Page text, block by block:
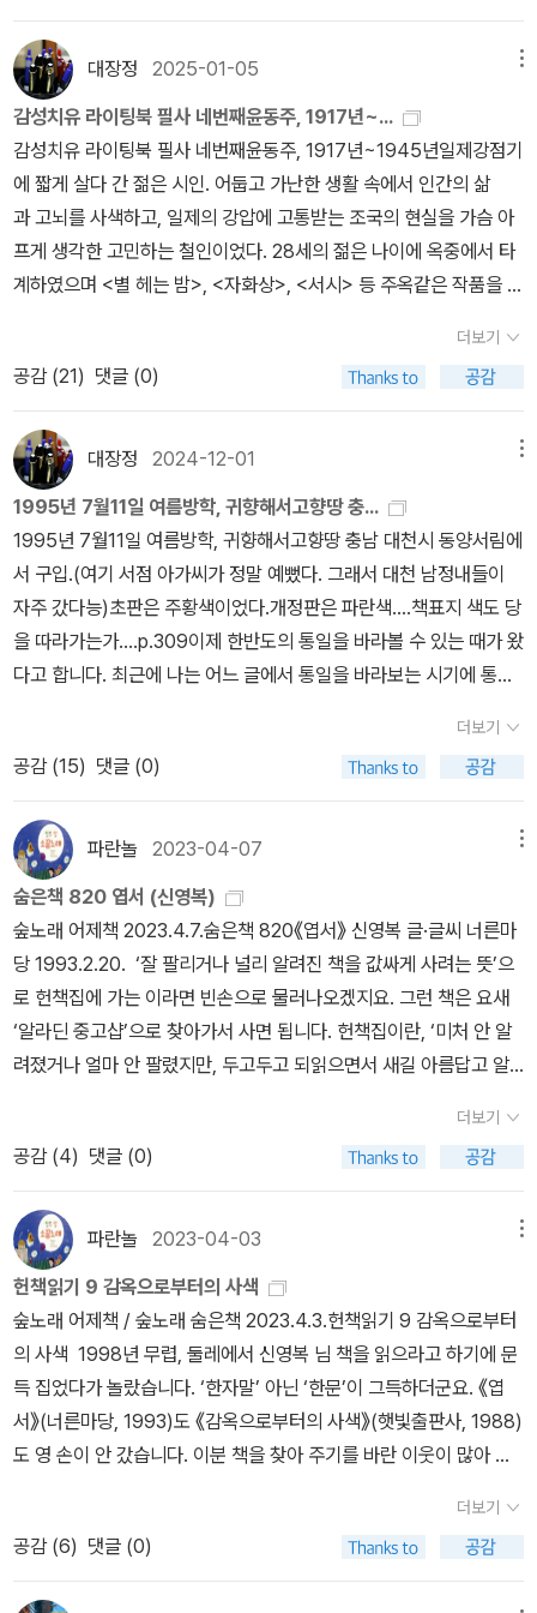
체제 비판적 시각을 무비판적으로 수용하게 한다는 점도 경계할 만하
다.
논리ㅇ (내용) 베트남 전쟁, 중국의 문화대혁명 등 국제 정세의 이면
을 파헤치며 냉전적 사고를 비판함.ㅇ (의의) 1970년대 지식인들에
게 ‘의식의 혁명‘을 일으킨 책으로, 반공 이데올로기의 허상을 폭로함.
나. 우상과 이성ㅇ (내용) 우리 사회를 지배하는 허위의 우상(국가 권
력, 맹목적 믿음)을 이성으로 타파할 것을 주장함.ㅇ (의의) 사실에 입
각한 진실 추구야말로 지식인의 제1덕목임을 역설함.다. 8억인과의
대화ㅇ (내용) 당시 적성국가였던 중국(중공)의 현실과 사회 구조를
르포르타주 형식으로 소개함.ㅇ (의의) 단절되었던 중국에 대한 객관
날개로 난다ㅇ (내용) 보수와 진보, 좌와 우의 균형 잡힌 시각을 강조
하며 한국 사회의 편향성을 지적한 에세이집.ㅇ (의의) 극단적 대립을
넘어선 공존과 균형 감각이 건전한 사회 발전의 필수 조건임을 설파
함.마. 대화 (한 지식인의 삶과 사상)ㅇ (내용) 임헌영 문학평론가와
의 대담집으로, 리영희의 생애와 사상의 궤적을 총망라함.ㅇ (의의)
한국 현대사를 온몸으로 관통한 한 지식인의 육성을 통해 역사의 증
언을 남김.3. 신영복 (관계와 성찰)가. 감옥으로부터의 사색ㅇ (내용)
20년 20일간의 수형 생활 중 가족들에게 보낸 편지를 묶은 서간집.
ㅇ (의의) 절망적인 상황에서도 인간에 대한 신뢰와 따뜻한 시선을 잃
지 않는 휴머니즘의 정수를 보여줌.나. 강의 (나의 동양고전 독법)ㅇ
(내용) 시경, 서경, 주역, 논어 등 동양 고전을 현대적 관점과 관계론
담론 (신영복의 마지막 강의)ㅇ (내용) 성공회대에서의 강의 녹취를
바탕으로, 고전 공부와 인간 이해를 집대성한 철학 에세이.ㅇ (의의)
‘머리에서 가슴으로, 가슴에서 발로‘ 이어지는 변화와 실천의 여정을
감동적으로 서술함.라. 더불어 숲ㅇ (내용) 세계 22개국을 여행하며
쓴 기행문으로, 자본주의 문명에 대한 성찰을 담음.ㅇ (의의) ‘나무가
모여 숲이 되듯‘ 개인의 연대와 공존을 통해 더 나은 세상을 만들자는
엮은 시화집.ㅇ (의의) 간결한 그림과 글로 대중들에게 깊은 위로와
성찰의 화두를 던짐.4. 홍세화 (관용과 연대)가. 나는 빠리의 택시운
전사ㅇ (내용) 파리 망명 생활 중 택시 운전을 하며 경험한 프랑스 사
회의 합리주의와 문화를 소개함.ㅇ (의의) 한국 사회에 ‘망명객‘의 존
재를 알리고, 경직된 사회 분위기에 신선한 충격을 줌.나. 쎄느강은 좌
사회, 교육 문화를 비교 분석하며 한국 사회의 후진성을 비판함.ㅇ
(의의) 이념 대립에 매몰된 한국 사회에 합리적 토론 문화와 다양성
존중의 필요성을 제기함.다. 생각의 좌표ㅇ (내용) ˝내 생각은 어떻게
내 생각이 되었나˝라는 질문을 통해 주체적 사유의 중요성을 강조함.
ㅇ (의의) 주입식 교육과 미디어에 의해 형성된 타율적 사고를 벗어나
비판적 시민으로 거듭날 것을 촉구함.라. 결, 거침에 대하여ㅇ (내용)
신자유주의와 무한 경쟁 속에서 거칠어진 우리 사회의 ‘결‘을 살피며,
인간의 존엄을 지키기 위한 사유를 담음.ㅇ (의의) 성장을 위한 속도
역설함.마. 미안함에 대하여ㅇ (내용) 사회적 약자와 고통받는 이들에
대한 부채의식과 연대를 다룬 에세이.ㅇ (의의) 지식인의 사회적 책무
와 실천적 연대의 중요성을 감성적인 필치로 호소함.5. 김남주 (저항
운데에 서서 우두머리로 찰칵찰칵 찍혀야 한다고 여긴다. 헌책집에서
본회퍼 님 책을 스치면 으레 새삼스레 쥐곤 한다. 이미 읽은 책이어도
다시 들추면서 곱새긴다. 2016년에 한글판이 새로 나온 《獄中書
簡》이다. 눈물과 땀을 이슬과 비로 녹여낸 하루가 흐르는 꾸러미라고
여길 만하다. 모든 사람이 본회퍼 님 같을 수야 없다지만, 모든 사람한
테는 ‘넋’과 ‘숨’이 있다. 누구나 스스로 마음에 살림씨앗을 심는다. 저
마다 마음이라는 바다에 생각씨앗을 심는다. 하느님 이야기를 담았다
는 꾸러미를 보면 “처음에 말씀이 있었다” 같은 대목이 있다. 우리 옛
말에는 “말이 씨가 된다”가 있고, 둘은 나란하다. 참하거나 착한 길도
씨앗이되, 꾸미거나 거짓스런 길도 씨앗이다. 알맹이로 갈는지 쭉정
이로 길들는지 스스로 갈 뿐이다.《옥중서신, 저항과 복종》(디트리히
gebung #DietrichBonhoefferㅍㄹㄴ글 : 숲노래·파란놀(최종규).
낱말책을 쓴다. 《풀꽃나무 들숲노래 동시 따라쓰기》, 《새로 쓰는 말
밑 꾸러미 사전》, 《미래세대를 위한 우리말과 문해력》, 《들꽃내음 따
라 걷다가 작은책집을 보았습니다》, 《우리말꽃》, 《쉬운 말이 평화》,
《곁말》, 《책숲마실》, 《우리말 수수께끼 동시》, 《시골에서 살림 짓는
즐거움》, 《이오덕 마음 읽기》을 썼다. blog.naver.com/hbooklov
e
대장정 2025-01-05
감성치유 라이팅북 필사 네번째윤동주, 1917년~...
감성치유 라이팅북 필사 네번째윤동주, 1917년~1945년일제강점기
에 짧게 살다 간 젊은 시인. 어둡고 가난한 생활 속에서 인간의 삶
과 고뇌를 사색하고, 일제의 강압에 고통받는 조국의 현실을 가슴 아
프게 생각한 고민하는 철인이었다. 28세의 젊은 나이에 옥중에서 타
계하였으며 <별 헤는 밤>, <자화상>, <서시> 등 주옥같은 작품을 남
지에 서정시를 발표하면서 등단했다. 이어 <내 마음을 아실이>, <모
란이 피기까지는> 등의 작품을 내며 1935년 첫 시집 《영랑시집》
을 간행하였다. 잘다듬어진 언어로 섬세하고 영롱한 서정을 노래
해 순수서정시의 새로운 경지를 개척했다. 한국어의 시적 아름다움
을 극대화한 시인이다.한용운, 1879년~1944년독립운동가 겸 승려
이자 시인. 일제강점기 때 시집 <님의 침묵>을 출판했다. <님의 침묵
>의 시 전편은 고도의 상징적 수법과 여성적인 정감의 어조로 사랑
을 노래한 서정시이다. 하지만그 내면에는 잃어버린 조국과 민족
의 독립을 향한 강인한 신념과 희망이 담겨 있다. 사상과실천을 일치
시켜 저항운동에 앞장선 대표적 민족시인이다.김소월, 1902년~193
4년본명은 김정식. 한국의 전통적인 한을 노래한 시인이다. 짙은 향
토성을 바탕으로 서정적인 작품을 발표해 한국인이 가장 좋아하는 시
인으로 꼽힌다. 한국 서정시의 기념비적 작품인 <진달래꽃>으로 널
품으로 오늘날까지 사랑받고 있다.백석, 1912년~1996년본명은 백
기행. 방언을 즐겨 쓰면서도 모더니즘을 발전적으로 수용한 시들
을 발표했다. 1938년 시집 <사슴>으로 문단에 데뷔하였고, 토속적
이고 민족적인 작품으로 특이한 경지를 개척하는 데 성공했다. 광
복 이후에는 고향인 북에 머물렀으며, 대표작으로는 <나와 나타샤
와 흰당나귀>, <모닥불>, <고향> 등이 있다.박용래, 1925년~1980
년1955년 『현대문학』에 <가을의 노래>로 박두진의 추천을 받아 문
단에 나왔다. 향토적인 사물이나 지나쳐버리기 쉬운 것들을 시적으
서를 간결한 언어의 아름다움으로 표현한 시인으로 평가받으며 《싸
락눈》, 《강아지풀>, <먼 바다》 등의 시집을 발표했다.이용악, 1914
년~1971년일본 조치대학 재학 중인 1935년, 『시인문학」에 <패배자
의 소원>을 발표하면서 등단했다. 시집 《분수령》과 《낡은 집》으
로 문단의 주목을 받았다. 당시 조선 민중의 궁핍한 현실을 예민한감
수성과 풍부한 사상으로 작품에 녹여냈으며, 서정주 · 오장환과 함
께 3대 시인으로 불렸다.<오랑캐꽃》, 《이용악집》 등의 시집을 펴냈
다.신석정, 1907년~1974년중앙불교전문강원에서 불전을 연구
한 신석정은 1931년 김영랑, 정지용 등과 함께 시문학』동인으로 활동
하며 본격적인 작품활동을 전개했다. 1939년 <그 먼 나라를 알으십
니까>, <아직은 촛불을 켤 때가 아닙니다>가 수록된 처녀 시집 <불>
0년 정지용의 추천을 받아 『문장』에 <길처럼>을 발표하며 등단했
다. 민족 정서를 깊이 있게 탐구하여 우리 민족의 감수성과 상상력
더보기
공감 (21) 댓글 (0)
대장정 2024-12-01
1995년 7월11일 여름방학, 귀향해서고향땅 충...
1995년 7월11일 여름방학, 귀향해서고향땅 충남 대천시 동양서림에
서 구입.(여기 서점 아가씨가 정말 예뻤다. 그래서 대천 남정내들이
자주 갔다능)초판은 주황색이었다.개정판은 파란색....책표지 색도 당
을 따라가는가....p.309이제 한반도의 통일을 바라볼 수 있는 때가 왔
다고 합니다. 최근에 나는 어느 글에서 통일을 바라보는 시기에 통일
요. 독일 통일의 후과에 대한 평가에서 나온 말이었습니다.그러나 나
는 통일을 바라보는 시기에 가장 시급한 것은 바로 똘레랑스를 배우
고 실천하는 일이라고 믿습니다. 똘레랑스를 배우고 실천할 때 통일
은 더 빨리 이룰 수 있고 또 올바른 통일이 될 것입니다.이제 내 말
은 다 끝났습니다. 내 말을 끝까지 들어주어 정말 고맙습니다. 차 한
잔 더 하시겠어요? 아 그렇군요. 시간이 많이 늦어졌군요.네? 뭐라
고 하셨습니까? 내 똘레랑스 얘기가 친불적인 얘기였다구요?사대주
의라구요? 아, 내 얘기가 그렇게 들리셨습니까? 그럼 할 수 없군
요. 똘레랑스에 대하여 다시 반복하여 말씀드려야 되겠습니다. 왜냐
하면당신은 아직 똘레랑스를 이해하지 못하였기 때문입니다. 아시겠
어요?그리고 나는 친불하거나 프랑스에 대하여 쁘로피르가 될 수 있
는 사람도 아니고 또 그런 위치에 있지도 않습니다. 그럼 다시 말씀드
리겠습니다. 똘레랑스란....
더보기
공감 (15) 댓글 (0)
파란놀 2023-04-07
숨은책 820 엽서 (신영복)
숲노래 어제책 2023.4.7.숨은책 820《엽서》 신영복 글·글씨 너른마
당 1993.2.20. ‘잘 팔리거나 널리 알려진 책을 값싸게 사려는 뜻’으
로 헌책집에 가는 이라면 빈손으로 물러나오겠지요. 그런 책은 요새
‘알라딘 중고샵’으로 찾아가서 사면 됩니다. 헌책집이란, ‘미처 안 알
려졌거나 얼마 안 팔렸지만, 두고두고 되읽으면서 새길 아름답고 알
책’이 아니라 ‘아직 말하지 않거나 읽히지 않은 빛나는 책’을 알아보면
서 가슴으로 품고 마음으로 새겨 머리에 담고 손발에 새기운을 북돋
우는 이야기를 누리려고 헌책집으로 책마실을 다닌다고 하겠습니다.
1998년 1월 6일에 〈헌책방 사랑 누리〉란 모임을 열었더니 《엽서》를
찾아 달라는 이웃님이 꽤 많았습니다. 글쪽(엽서)을 왜 찾아 달라 하
는지 아리송했는데, 신영복 님 글씨를 오롯이 담은 커다랗고 까만 책
이 있다더군요. 그래서 그런갑다 하고 찾아내어 건네곤 했는데 ‘아직
새책집에 멀쩡히 있는 책’을 싸게 사려고 여쭌 이웃이 많았더군요.
“여보셔요. 새책으로 있는 책을 왜 헌책으로 찾아 달라 하시나요?”
“아, 그게 …….” “이 책은 헌책이든 새책이든 값이 비슷합니다. 아름
답다고 여기신다면 새책으로 만날 수 있을 적에 즐겁게 값을 치러 주
셔요. 그래야 오래오래 갈 테니까요.”ㅅㄴㄹ※ 글쓴이숲노래(최종규)
: 우리말꽃(국어사전)을 씁니다. “말꽃 짓는 책숲, 숲노래”라는 이름
리 국어사전’ 편집장을 맡았고, ‘이오덕 어른 유고’를 갈무리했습니다.
더보기
공감 (4) 댓글 (0)
파란놀 2023-04-03
헌책읽기 9 감옥으로부터의 사색
숲노래 어제책 / 숲노래 숨은책 2023.4.3.헌책읽기 9 감옥으로부터
의 사색 1998년 무렵, 둘레에서 신영복 님 책을 읽으라고 하기에 문
득 집었다가 놀랐습니다. ‘한자말’ 아닌 ‘한문’이 그득하더군요. 《엽
서》(너른마당, 1993)도 《감옥으로부터의 사색》(햇빛출판사, 1988)
도 영 손이 안 갔습니다. 이분 책을 찾아 주기를 바란 이웃이 많아 커
찾아 주기는 하되 여러모로 껄끄러웠습니다. 책을 찾아서 건네며 늘
여쭈었어요. “이분 글이 뭐가 좋나요?” “응? 글이 안 좋아?” “이분
글을 누가 읽을 수 있나요?” “왜? 글이 어려워?” “잘 보셔요. 아무리
더보기
공감 (6) 댓글 (0)